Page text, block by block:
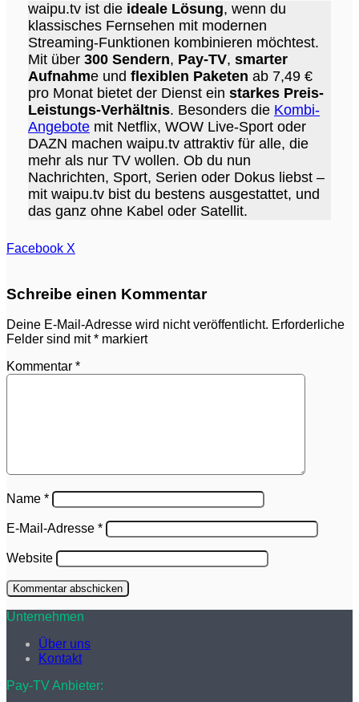
waipu.tv ist die ideale Lösung, wenn du
klassisches Fernsehen mit modernen
Streaming-Funktionen kombinieren möchtest.
Mit über 300 Sendern, Pay-TV, smarter
Aufnahme und flexiblen Paketen ab 7,49 €
pro Monat bietet der Dienst ein starkes Preis-
Leistungs-Verhältnis. Besonders die Kombi-
Angebote mit Netflix, WOW Live-Sport oder
DAZN machen waipu.tv attraktiv für alle, die
mehr als nur TV wollen. Ob du nun
Nachrichten, Sport, Serien oder Dokus liebst –
mit waipu.tv bist du bestens ausgestattet, und
das ganz ohne Kabel oder Satellit.
Facebook X
Mail
Schreibe einen Kommentar
Deine E-Mail-Adresse wird nicht veröffentlicht. Erforderliche
Felder sind mit* markiert
Kommentar *
Name *
E-Mail-Adresse *
Website
Unternehmen
Über uns
Kontakt
Pay-TV Anbieter: